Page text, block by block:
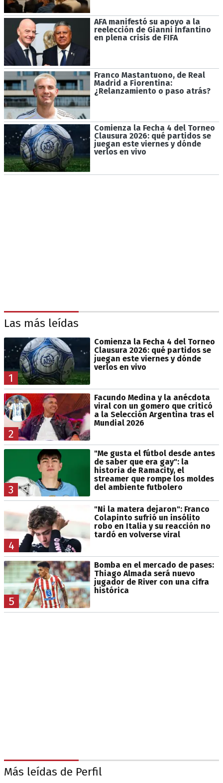
AFA manifestó su apoyo a la
reelección de Gianni Infantino
en plena crisis de FIFA
Franco Mastantuono, de Real
Madrid a Fiorentina:
¿Relanzamiento o paso atrás?
Comienza la Fecha 4 del Torneo
Clausura 2026: qué partidos se
juegan este viernes y dónde
verlos en vivo
Las más leídas
1
Comienza la Fecha 4 del Torneo
Clausura 2026: qué partidos se
juegan este viernes y dónde
verlos en vivo
2
Facundo Medina y la anécdota
viral con un gomero que criticó
a la Selección Argentina tras el
Mundial 2026
3
"Me gusta el fútbol desde antes
de saber que era gay": la
historia de Ramacity, el
streamer que rompe los moldes
del ambiente futbolero
4
"Ni la matera dejaron": Franco
Colapinto sufrió un insólito
robo en Italia y su reacción no
tardó en volverse viral
5
Bomba en el mercado de pases:
Thiago Almada será nuevo
jugador de River con una cifra
histórica
Más leídas de Perfil